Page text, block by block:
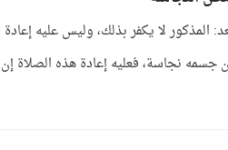
المذكور لا يكفر بذلك، وليس عليه إعادة
نجاسة، فعليه إعادة هذه الصلاة